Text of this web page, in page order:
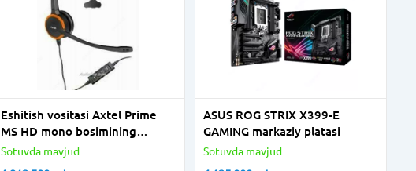
Eshitish vositasi Axtel Prime
MS HD mono bosimining
ko'tarilishi USB
Sotuvda mavjud
ASUS ROG STRIX X399-E
GAMING markaziy platasi
Sotuvda mavjud